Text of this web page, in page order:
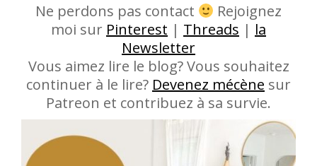
Ne perdons pas contact
Rejoignez
moi sur Pinterest | Threads | la
Newsletter
Vous aimez lire le blog? Vous souhaitez
continuer à le lire? Devenez mécène sur
Patreon et contribuez à sa survie.